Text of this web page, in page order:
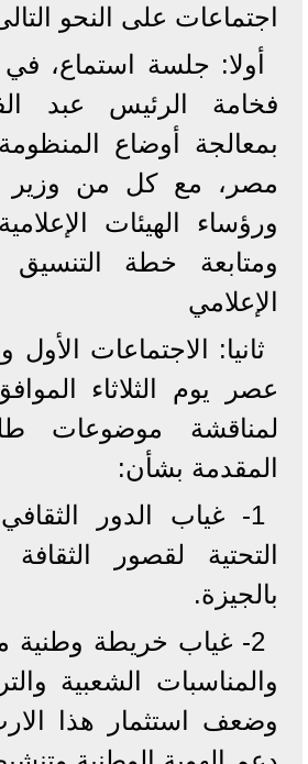
اجتماعات على النحو
أولا: جلسة استماع،
فخامة الرئيس عبد
بمعالجة أوضاع
مصر، مع كل من وزير
ورؤساء الهيئات
ومتابعة خطة التنسيق
الإعلامي
ثانيا: الاجتماعات الأول
لمناقشة موضوعات
المقدمة بشأن:
1- غياب الدور الثقافي
التحتية لقصور
بالجيزة.
2- غياب خريطة وطنية
والمناسبات الشعبية
وضعف استثمار هذا